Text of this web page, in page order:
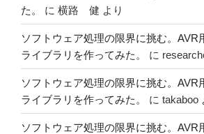
た。
に 横路 健 より
ソフトウェア処理の限界に挑む。AVR
ライブラリを作ってみた。
に
ソフトウェア処理の限界に挑む。AVR
ライブラリを作ってみた。
に takaboo
ソフトウェア処理の限界に挑む。AVR